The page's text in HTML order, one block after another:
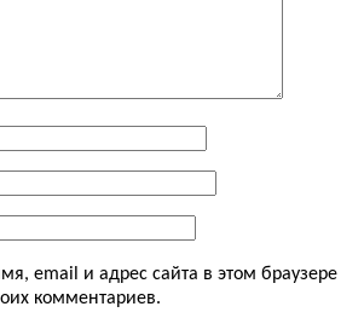
email и адрес сайта в этом браузере
комментариев.